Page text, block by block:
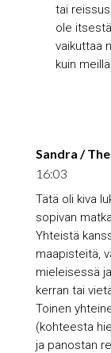
tai
ole
vaikuttaa
kuin
Sandra /
16:03
Tätä oli kiva
sopivan
Yhteistä
maapisteitä,
mieleisessä
kerran tai
Toinen
(kohteesta
ja panostan